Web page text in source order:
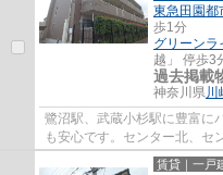
東急田園都
歩1分
グリーンラ
越」 停歩3
過去掲載
神奈川県川
鷺沼駅、武蔵小杉駅に豊富に
も安心です。センター北、セ
ター北、センター南には、ノ
賃貸｜一戸